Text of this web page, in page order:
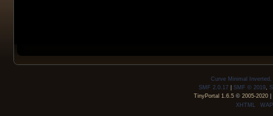
Curve Minimal
SMF 2.0.17 |SMF © 2019,
TinyPortal 1.6.5© 2005-2020|
XHTML